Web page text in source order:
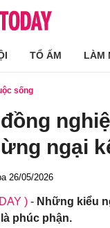
TỔ ẤM LÀM
sống
ngại
26/05/2026
) - Những kiểu
phúc phận.